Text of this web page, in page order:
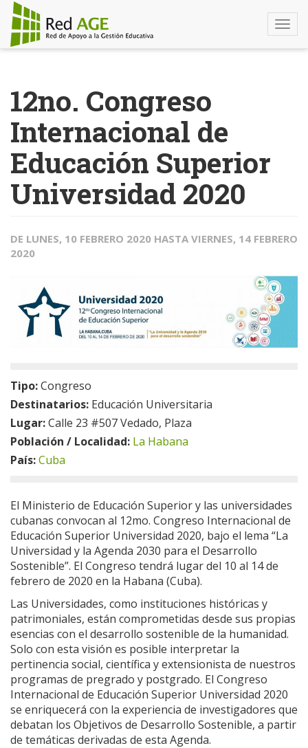
contenido
principal
12no. Congreso
Internacional de
Educación Superior
Universidad 2020
DE LUNES, 10 FEBRERO 2020 HASTA VIERNES, 14 FEBRERO
2020
Tipo:Congreso
Destinatarios: Educación Universitaria
Lugar:Calle 23 #507 Vedado, Plaza
Población / Localidad: La Habana
País:Cuba
El Ministerio de Educación Superior y las universidades
cubanas convocan al 12mo. Congreso Internacional de
Educación Superior Universidad 2020, bajo el lema “La
Universidad y la Agenda 2030 para el Desarrollo
Sostenible”. El Congreso tendrá lugar del 10 al 14 de
febrero de 2020 en la Habana (Cuba).
Las Universidades, como instituciones históricas y
patrimoniales, están comprometidas desde sus propias
esencias con el desarrollo sostenible de la humanidad.
Solo con esta visión es posible interpretar la
pertinencia social, científica y extensionista de nuestros
programas de pregrado y postgrado. El Congreso
Internacional de Educación Superior Universidad 2020
se enriquecerá con la experiencia de investigadores que
debatan los Objetivos de Desarrollo Sostenible, a partir
de temáticas derivadas de esta Agenda.